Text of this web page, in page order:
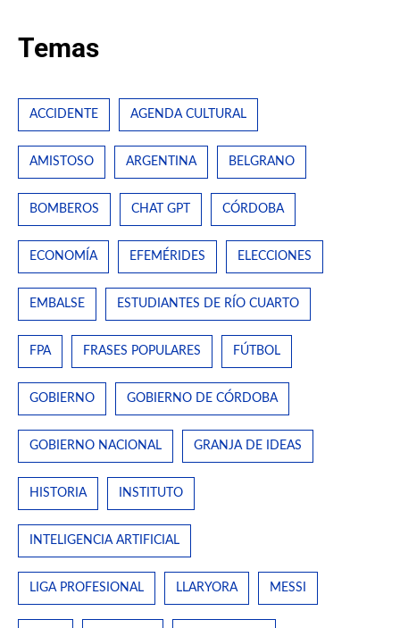
Temas
ACCIDENTE AGENDA CULTURAL
AMISTOSO ARGENTINA BELGRANO
BOMBEROS CHAT GPT CÓRDOBA
ECONOMÍA EFEMÉRIDES ELECCIONES
EMBALSE ESTUDIANTES DE RÍO CUARTO
FPA FRASES POPULARES FÚTBOL
GOBIERNO GOBIERNO DE CÓRDOBA
GOBIERNO NACIONAL GRANJA DE IDEAS
HISTORIA INSTITUTO
INTELIGENCIA ARTIFICIAL
LIGA PROFESIONAL LLARYORA MESSI